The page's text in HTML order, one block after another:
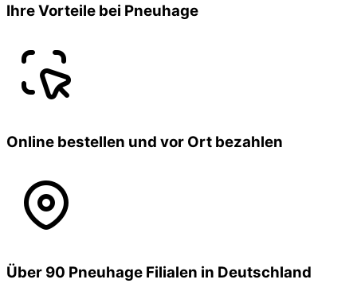
Ihre Vorteile bei Pneuhage
Online bestellen und vor Ort bezahlen
Über 90 Pneuhage Filialen in Deutschland